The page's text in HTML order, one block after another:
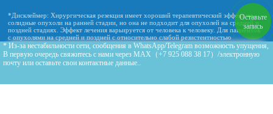
Оставьте
запись
*Дисклеймер: Хирургическая резекция имеет хороший терапевтический эффект на
солидные опухоли на ранней стадии, но она не подходит для опухолей на средней и
поздней стадиях. Эффект лечения варьируется от человека к человеку. Для пациентов
с опухолями на средней и поздней с относительно слабой резистентностью
минимально инвазивное лечение в сочетании с лучевой терапией и химиотерапией
может эффективно уменьшить повреждения и побочные эффекты, вызванные
лечением, и помочь пациентам получить лучшие результаты лечения.
* Из-за нестабильности сети, сообщения в WhatsApp/Telegram возможность упущения,
В первую очередь свяжитесь с нами через MAX（+7 925 088 38 17）/электронную
почту или оставьте свои контактные данные..